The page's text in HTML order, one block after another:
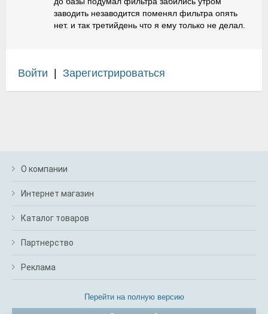
заводить незаводится поменял фильтра опять
нет. и так третийдень что я ему только не делал.
Войти Зарегистрироваться
О компании
Интернет магазин
Каталог товаров
Партнерство
Реклама
Перейти на полную версию